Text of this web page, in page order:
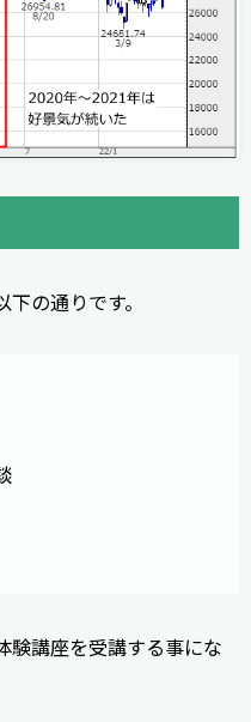
の通りです。
験講座を受講する事にな